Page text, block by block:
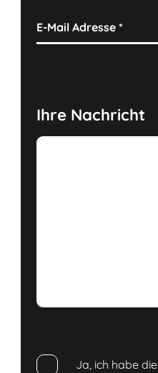
E-Mail Adresse*
Ihre Nachricht
Ja, ich habe die